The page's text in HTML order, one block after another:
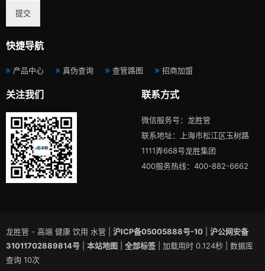
提交
快捷导航
产品中心 真伪查询 查管路图 招商加盟
关注我们 联系方式
微信服务号：龙胜管
联系地址：上海市松江区玉树路
1111弄668号龙胜集团
400服务热线：400-882-6662
龙胜管 - 高端 健康 饮用 水管 | 沪ICP备05005888号-10
沪公网安备
31011702889814号
本站地图 全部标签
| 加载用时 0.124秒 | 数据库
查询 10次